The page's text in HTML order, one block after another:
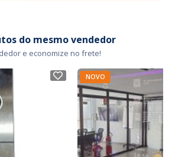
do mesmo vendedor
e economize no frete!
NOVO